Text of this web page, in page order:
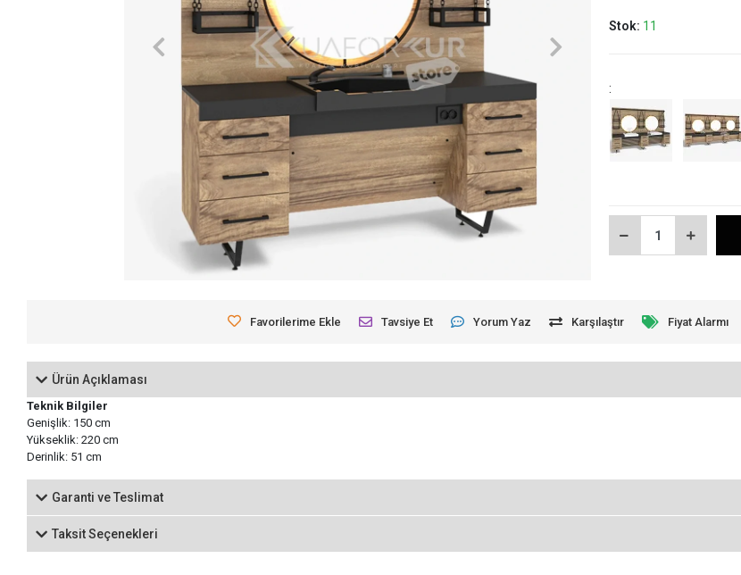
Stok: 11
:
Favorilerime Ekle Tavsiye Et Yorum Yaz Karşılaştır Fiyat Alarmı
Ürün Açıklaması
Teknik Bilgiler
Genişlik: 150 cm
Yükseklik: 220 cm
Derinlik: 51 cm
Garanti ve Teslimat
Taksit Seçenekleri